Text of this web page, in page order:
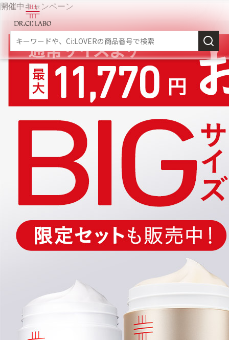
新規会員登録
スキンケア
商品カテゴリーから探す
メイク落とし
角質・導入美容液
乳液
ゲル
開催中キャンペーン